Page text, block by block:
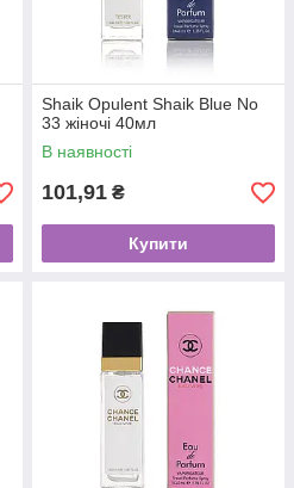
Shaik Opulent Shaik Blue No
33 жіночі 40мл
В наявності
101,91 ₴
Купити